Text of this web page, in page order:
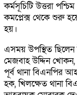
কর্মসূচিটি উত্তরা
কমপ্লেক্স থেকে শুরু
হয়।
এসময় উপস্থিত ছিলেন
মেজবাহ উদ্দিন
পূর্ব থানা বিএনপির
হক, খিলক্ষেত থানা